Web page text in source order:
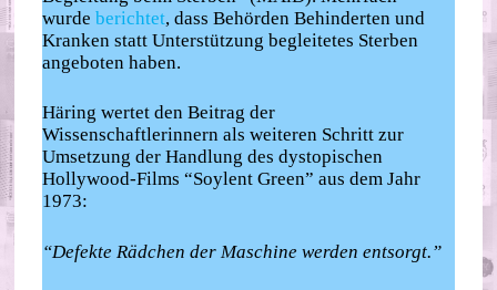
wurdeberichtet, dass Behörden Behinderten und
Kranken statt Unterstützung begleitetes Sterben
angeboten haben.
Häring wertet den Beitrag der
Wissenschaftlerinnern als weiteren Schritt zur
Umsetzung der Handlung des dystopischen
Hollywood-Films “Soylent Green” aus dem Jahr
1973:
“Defekte Rädchen der Maschine werden entsorgt.”